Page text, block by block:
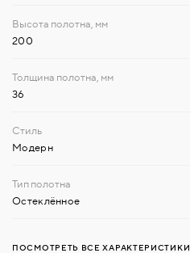
200
36
Модерн
Остеклённое
ПОСМОТРЕТЬ ВСЕ ХАРАКТЕРИСТИКИ